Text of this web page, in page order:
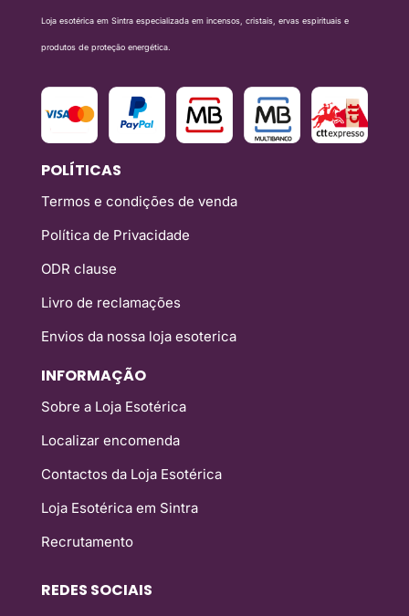
Loja esotérica em Sintra especializada em incensos, cristais, ervas espirituais e
produtos de proteção energética.
POLÍTICAS
Termos e condições de venda
Política de Privacidade
ODR clause
Livro de reclamações
Envios da nossa loja esoterica
INFORMAÇÃO
Sobre a Loja Esotérica
Localizar encomenda
Contactos da Loja Esotérica
Loja Esotérica em Sintra
Recrutamento
REDES SOCIAIS